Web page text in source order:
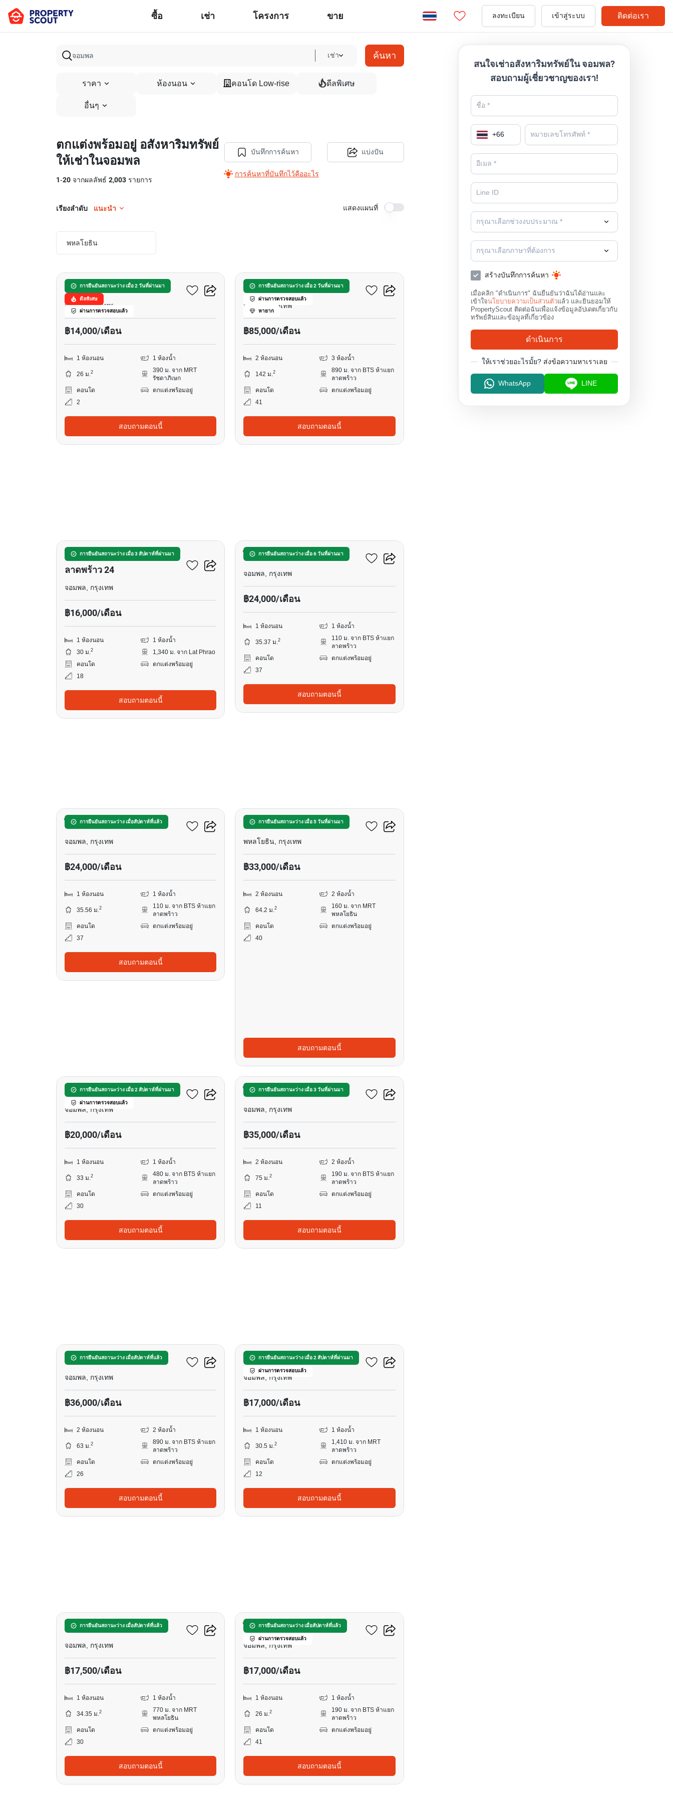
ซื้อ เช่า โครงการ ขาย ลงทะเบียน เข้าสู่ระบบ ติดต่อเรา
เช่า ค้นหา
ราคา ห้องนอน คอนโด Low-rise ดีลพิเศษ
อื่นๆ
ตกแต่งพร้อมอยู่ อสังหาริมทรัพย์
ให้เช่าในจอมพล
1-20 จากผลลัพธ์ 2,003 รายการ
บันทึกการค้นหา
การค้นหาที่บันทึกไว้คืออะไร
แบ่งปัน
เรียงลำดับ แนะนำ แสดงแผนที่
พหลโยธิน
การยืนยันสถานะว่าง เมื่อ 2 วันที่ผ่านมา
ดีลพิเศษ
ผ่านการตรวจสอบแล้ว
เดอะ ยูนิค 19
จอมพล, กรุงเทพ
฿14,000/เดือน
1 ห้องนอน 1 ห้องน้ำ
26 ม.2
390 ม. จาก MRT
รัชดาภิเษก
คอนโด
ตกแต่งพร้อมอยู่
2
สอบถามตอนนี้
การยืนยันสถานะว่าง เมื่อ 2 วันที่ผ่านมา
ผ่านการตรวจสอบแล้ว
หายาก
อีควิน๊อกซ์ พหล-วิภา
จอมพล, กรุงเทพ
฿85,000/เดือน
2 ห้องนอน 3 ห้องน้ำ
142 ม.2
890 ม. จาก BTS ห้าแยก
ลาดพร้าว
คอนโด
ตกแต่งพร้อมอยู่
41
สอบถามตอนนี้
การยืนยันสถานะว่าง เมื่อ 3 สัปดาห์ที่ผ่านมา
แชปเตอร์ วัน มิดทาวน์
ลาดพร้าว 24
จอมพล, กรุงเทพ
฿16,000/เดือน
1 ห้องนอน
1 ห้องน้ำ
30 ม.2
1,340 ม. จาก Lat Phrao
คอนโด
ตกแต่งพร้อมอยู่
18
สอบถามตอนนี้
การยืนยันสถานะว่าง เมื่อ 6 วันที่ผ่านมา
ไลฟ์ ลาดพร้าว แวลลีย์
จอมพล, กรุงเทพ
฿24,000/เดือน
1 ห้องนอน 1 ห้องน้ำ
35.37 ม.2
110 ม. จาก BTS ห้าแยก
ลาดพร้าว
คอนโด
ตกแต่งพร้อมอยู่
37
สอบถามตอนนี้
การยืนยันสถานะว่าง เมื่อสัปดาห์ที่แล้ว
ไลฟ์ ลาดพร้าว แวลลีย์
จอมพล, กรุงเทพ
฿24,000/เดือน
1 ห้องนอน 1 ห้องน้ำ
35.56 ม.2
110 ม. จาก BTS ห้าแยก
ลาดพร้าว
คอนโด
ตกแต่งพร้อมอยู่
37
สอบถามตอนนี้
การยืนยันสถานะว่าง เมื่อ 5 วันที่ผ่านมา
เดอะ เซนต์ ลาดพร้าว
พหลโยธิน, กรุงเทพ
฿33,000/เดือน
2 ห้องนอน 2 ห้องน้ำ
64.2 ม.2
160 ม. จาก MRT
พหลโยธิน
คอนโด
ตกแต่งพร้อมอยู่
40
สอบถามตอนนี้
การยืนยันสถานะว่าง เมื่อ 2 สัปดาห์ที่ผ่านมา
ผ่านการตรวจสอบแล้ว
เดอะ ไลน์ ไวบ์ พหลโยธิน
จอมพล, กรุงเทพ
฿20,000/เดือน
1 ห้องนอน 1 ห้องน้ำ
33 ม.2
480 ม. จาก BTS ห้าแยก
ลาดพร้าว
คอนโด
ตกแต่งพร้อมอยู่
30
สอบถามตอนนี้
การยืนยันสถานะว่าง เมื่อ 3 วันที่ผ่านมา
14
ไลฟ์ ลาดพร้าว
จอมพล, กรุงเทพ
฿35,000/เดือน
2 ห้องนอน 2 ห้องน้ำ
75 ม.2
190 ม. จาก BTS ห้าแยก
ลาดพร้าว
คอนโด
ตกแต่งพร้อมอยู่
11
สอบถามตอนนี้
การยืนยันสถานะว่าง เมื่อสัปดาห์ที่แล้ว
อีควิน๊อกซ์ พหล-วิภา
จอมพล, กรุงเทพ
฿36,000/เดือน
2 ห้องนอน 2 ห้องน้ำ
63 ม.2
890 ม. จาก BTS ห้าแยก
ลาดพร้าว
คอนโด
ตกแต่งพร้อมอยู่
26
สอบถามตอนนี้
การยืนยันสถานะว่าง เมื่อ 2 สัปดาห์ที่ผ่านมา
ผ่านการตรวจสอบแล้ว
นิว โนเบิล รัชดา ลาดพร้าว
จอมพล, กรุงเทพ
฿17,000/เดือน
1 ห้องนอน 1 ห้องน้ำ
30.5 ม.2
1,410 ม. จาก MRT
ลาดพร้าว
คอนโด
ตกแต่งพร้อมอยู่
12
สอบถามตอนนี้
การยืนยันสถานะว่าง เมื่อสัปดาห์ที่แล้ว
เดอะ ไลน์ พหลโยธิน พาร์ค
จอมพล, กรุงเทพ
฿17,500/เดือน
1 ห้องนอน 1 ห้องน้ำ
34.35 ม.2
770 ม. จาก MRT
พหลโยธิน
คอนโด
ตกแต่งพร้อมอยู่
30
สอบถามตอนนี้
การยืนยันสถานะว่าง เมื่อสัปดาห์ที่แล้ว
ผ่านการตรวจสอบแล้ว
ไลฟ์ ลาดพร้าว
จอมพล, กรุงเทพ
฿17,000/เดือน
1 ห้องนอน 1 ห้องน้ำ
26 ม.2
190 ม. จาก BTS ห้าแยก
ลาดพร้าว
คอนโด
ตกแต่งพร้อมอยู่
41
สอบถามตอนนี้
สนใจเช่าอสังหาริมทรัพย์ใน จอมพล?
สอบถามผู้เชี่ยวชาญของเรา!
+66
กรุณาเลือกช่วงงบประมาณ *
กรุณาเลือกภาษาที่ต้องการ
สร้างบันทึกการค้นหา
เมื่อคลิก "ดำเนินการ" ฉันยืนยันว่าฉันได้อ่านและ
เข้าใจนโยบายความเป็นส่วนตัวแล้ว และยินยอมให้
PropertyScout ติดต่อฉันเพื่อแจ้งข้อมูลอัปเดตเกี่ยวกับ
ทรัพย์สินและข้อมูลที่เกี่ยวข้อง
ดำเนินการ
ให้เราช่วยอะไรมั้ย? ส่งข้อความหาเราเลย
WhatsApp LINE